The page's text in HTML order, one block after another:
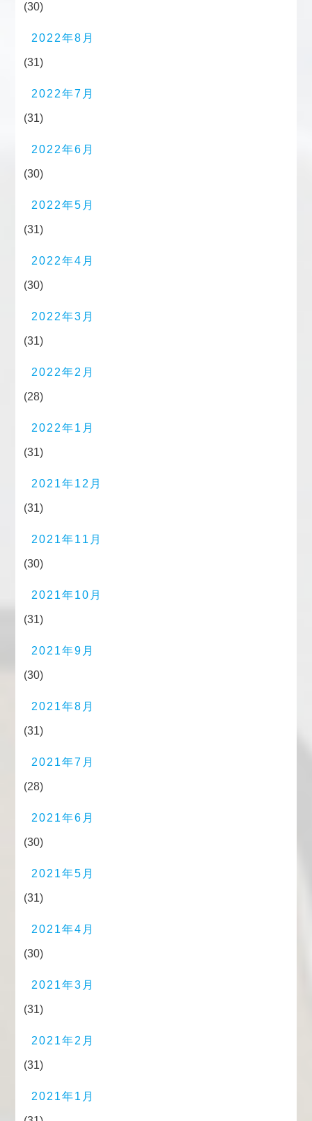
(30)
2022年8月
(31)
2022年7月
(31)
2022年6月
(30)
2022年5月
(31)
2022年4月
(30)
2022年3月
(31)
2022年2月
(28)
2022年1月
(31)
2021年12月
(31)
2021年11月
(30)
2021年10月
(31)
2021年9月
(30)
2021年8月
(31)
2021年7月
(28)
2021年6月
(30)
2021年5月
(31)
2021年4月
(30)
2021年3月
(31)
2021年2月
(31)
2021年1月